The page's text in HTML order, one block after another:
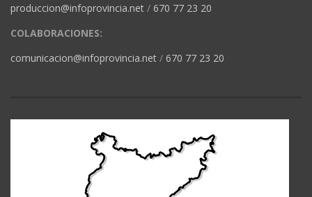
produccion@infoprovincia.net / 670 77 23 20
COLABORACIONES:
comunicacion@infoprovincia.net / 670 77 23 20